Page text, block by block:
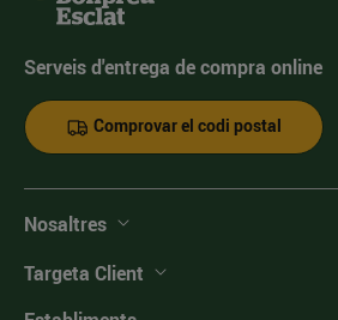
Serveis d'entrega de compra online
Comprovar el codi postal
Nosaltres
Targeta Client